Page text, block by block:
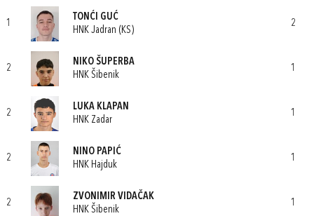
1
TONĆI GUĆ
HNK Jadran (KS)
2
2
NIKO ŠUPERBA
HNK Šibenik
1
2
LUKA KLAPAN
HNK Zadar
1
2
NINO PAPIĆ
HNK Hajduk
1
2
ZVONIMIR VIDAČAK
HNK Šibenik
1